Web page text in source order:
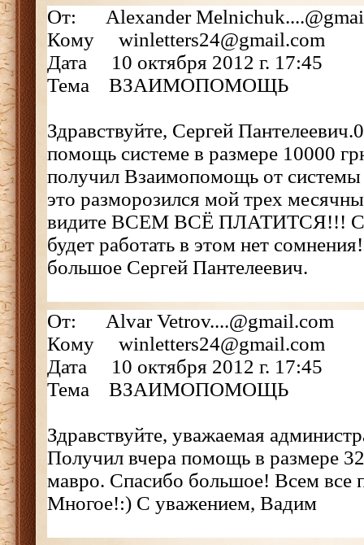
От: Alexander
Кому winletters24@gmail.com
Дата 10 октября 2012 г. 17:45
Тема ВЗАИМОПОМОЩЬ
Здравствуйте, Сергей
помощь системе в размере 10000
получил Взаимопомощь от системы
это разморозился мой трех
видите ВСЕМ ВСЁ ПЛАТИТСЯ!!!
будет работать в этом нет
большое Сергей Пантелеевич.
От: Alvar Vetrov....@gmail.com
Кому winletters24@gmail.com
Дата 10 октября 2012 г. 17:45
Тема ВЗАИМОПОМОЩЬ
Здравствуйте, уважаемая
Получил вчера помощь в размере
мавро. Спасибо большое! Всем
Многое!:) С уважением, Вадим